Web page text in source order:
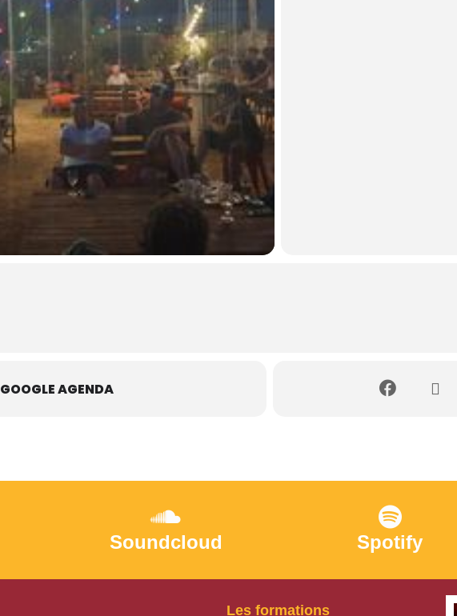
GOOGLE AGENDA
Soundcloud Spotify
Les formations